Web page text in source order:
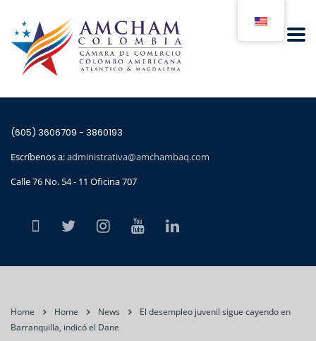
(605) 3606709 - 3860193
Escríbenos a:administrativa@amchambaq.com
Calle 76 No. 54 - 11 Oficina 707
Home Home News
El desempleo juvenil sigue cayendo en
Barranquilla, indicó el Dane